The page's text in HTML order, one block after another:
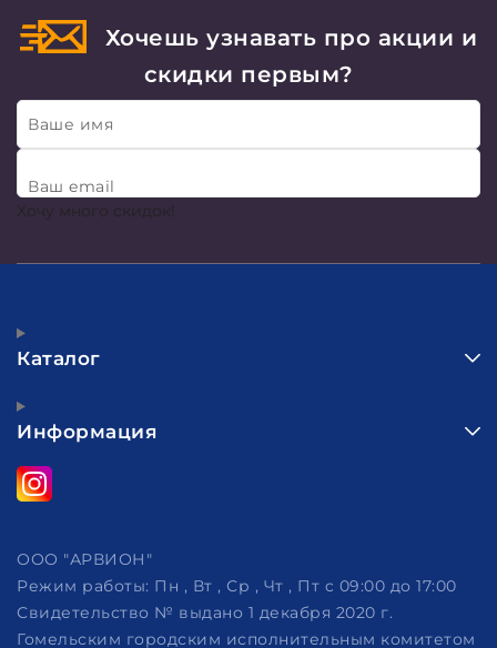
Хочешь узнавать про акции и
скидки первым?
Ваше имя
Ваш email
Хочу много скидок!
Каталог
Информация
ООО "АРВИОН"
Режим работы: Пн , Вт , Ср , Чт , Пт c 09:00 до 17:00
Свидетельство № выдано 1 декабря 2020 г.
Гомельским городским исполнительным комитетом